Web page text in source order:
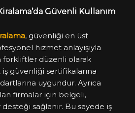
Güvenli Kullanım
, güvenliği en üst
hizmet anlayışıyla
forkliftler düzenli olarak
güvenliği sertifikalarına
uygundur. Ayrıca
firmalar için belgeli,
sağlanır. Bu sayede iş